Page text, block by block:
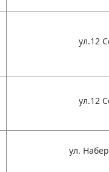
ул.12
ул.12
ул.